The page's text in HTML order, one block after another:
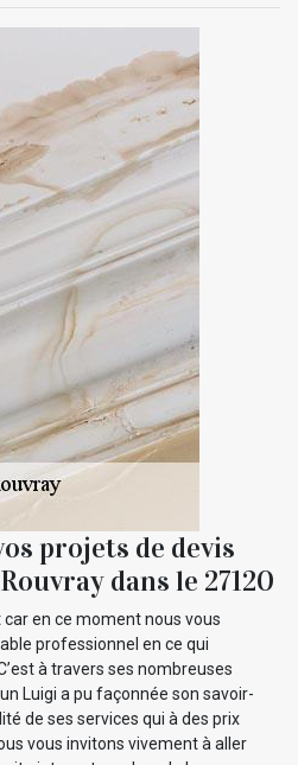
projets de devis
dans le 27120
en ce moment nous vous
professionnel en ce qui
à travers ses nombreuses
Luigi a pu façonnée son savoir-
de ses services qui à des prix
vous invitons vivement à aller